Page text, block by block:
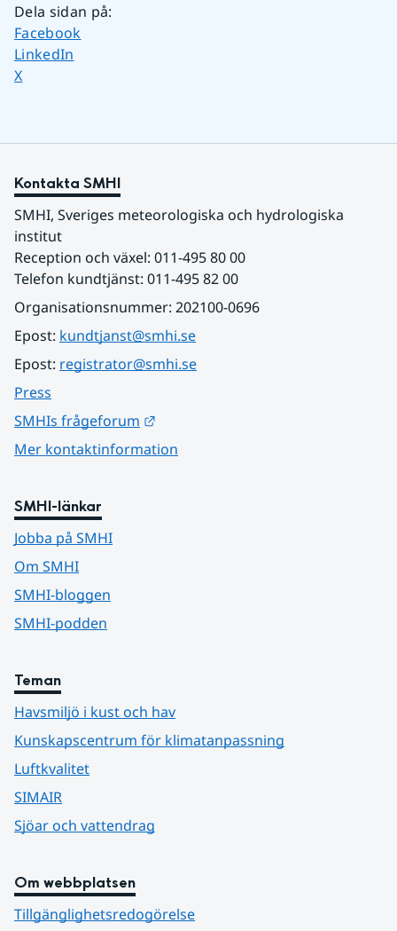
Dela sidan på:
Dela sidan på
Facebook
Dela sidan på
LinkedIn
Dela sidan på
X
Kontakta SMHI
SMHI, Sveriges meteorologiska och hydrologiska
institut
Reception och växel: 011-495 80 00
Telefon kundtjänst: 011-495 82 00
Organisationsnummer: 202100-0696
Epost: kundtjanst@smhi.se
Epost: registrator@smhi.se
Press
SMHIs frågeforum
Mer kontaktinformation
SMHI-länkar
Jobba på SMHI
Om SMHI
SMHI-bloggen
SMHI-podden
Teman
Havsmiljö i kust och hav
Kunskapscentrum för klimatanpassning
Luftkvalitet
SIMAIR
Sjöar och vattendrag
Om webbplatsen
Tillgänglighetsredogörelse